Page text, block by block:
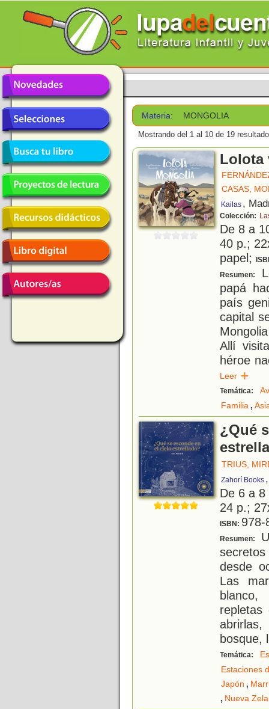
Materia: MONGOLIA
Mostrando del 1 al 10 de 19
Lolota
CASAS,
Kailas ,
Colección:
De 8 a
40 p.;
papel;
Resumen:
papá
país
capital
Allí
héroe
Leer
Temática:
Familia,
¿Qué
TRIUS,
Zahorí Books
De 6 a
24 p.;
ISBN: 978-
Resumen:
desde
Las
bosque,
Temática:
Estaciones
Japón ,
, Nueva